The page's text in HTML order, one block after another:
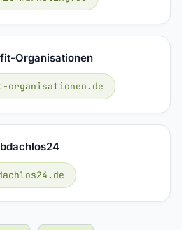
Organisationen
organisationen.de